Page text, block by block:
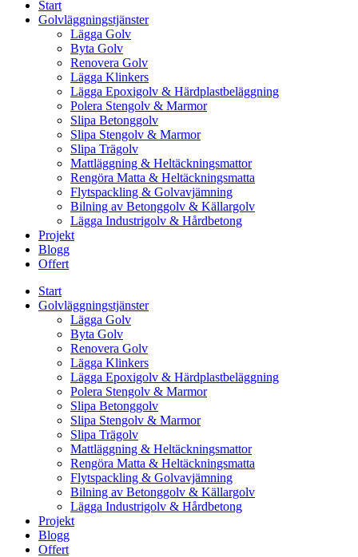
Start
Golvläggningstjänster
Lägga Golv
Byta Golv
Renovera Golv
Lägga Klinkers
Lägga Epoxigolv & Härdplastbeläggning
Polera Stengolv & Marmor
Slipa Betonggolv
Slipa Stengolv & Marmor
Slipa Trägolv
Mattläggning & Heltäckningsmattor
Rengöra Matta & Heltäckningsmatta
Flytspackling & Golvavjämning
Bilning av Betonggolv & Källargolv
Lägga Industrigolv & Hårdbetong
Projekt
Blogg
Offert
Start
Golvläggningstjänster
Lägga Golv
Byta Golv
Renovera Golv
Lägga Klinkers
Lägga Epoxigolv & Härdplastbeläggning
Polera Stengolv & Marmor
Slipa Betonggolv
Slipa Stengolv & Marmor
Slipa Trägolv
Mattläggning & Heltäckningsmattor
Rengöra Matta & Heltäckningsmatta
Flytspackling & Golvavjämning
Bilning av Betonggolv & Källargolv
Lägga Industrigolv & Hårdbetong
Projekt
Blogg
Offert